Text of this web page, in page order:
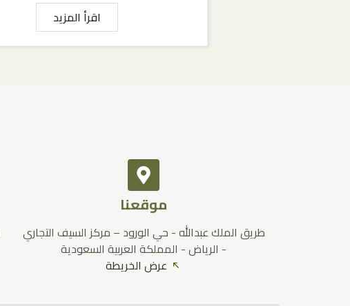
اقرأ المزيد
موقعنا
طريق الملك عبدالله - حي الورود – مركز السيف التجاري
- الرياض - المملكة العربية السعودية
عرض الخريطة